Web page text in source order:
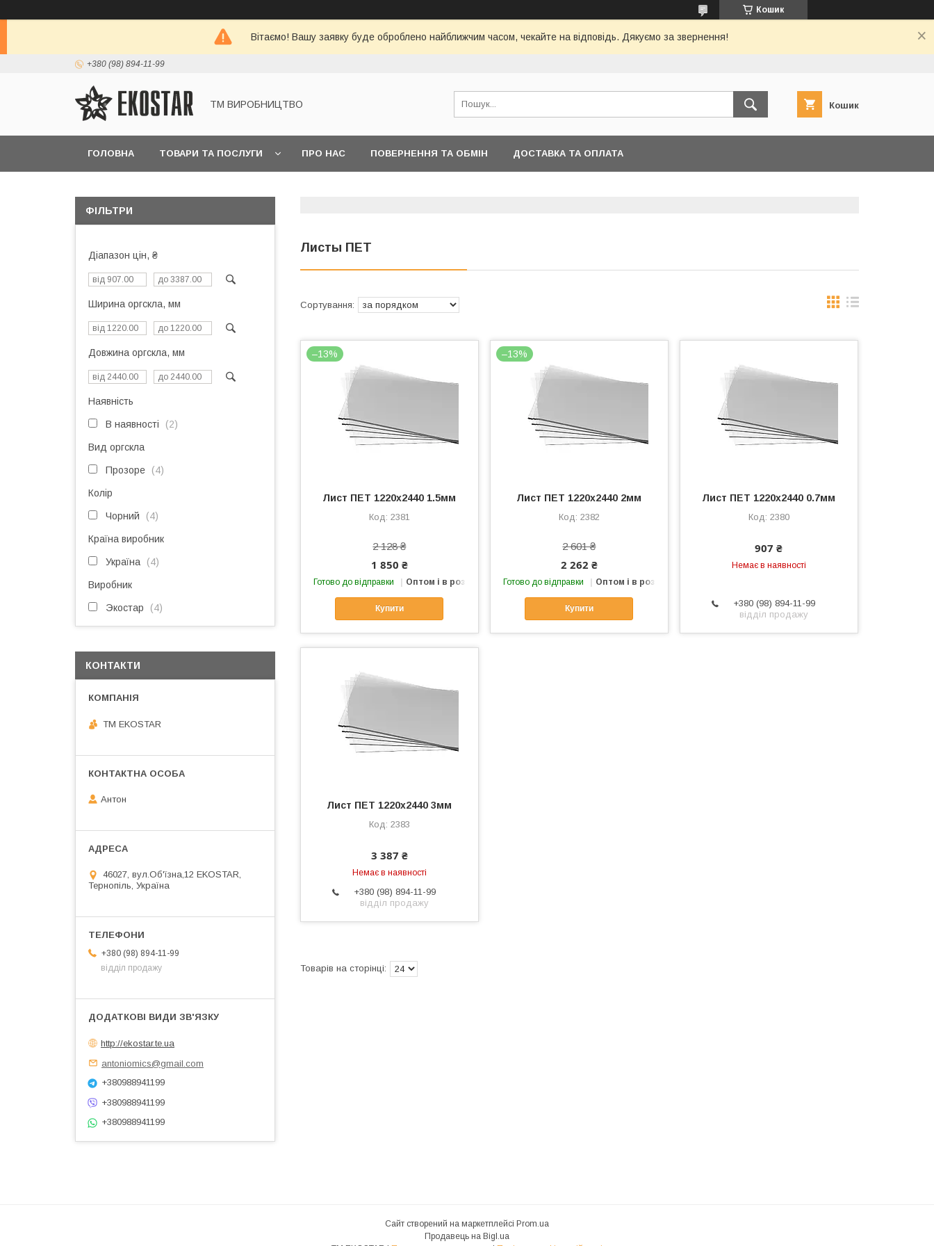
Кошик
Вітаємо! Вашу заявку буде оброблено найближчим часом, чекайте на відповідь. Дякуємо за звернення!
+380 (98) 894-11-99
ТМ ВИРОБНИЦТВО Кошик
ГОЛОВНА ТОВАРИ ТА ПОСЛУГИ ПРО НАС ПОВЕРНЕННЯ ТА ОБМІН ДОСТАВКА ТА ОПЛАТА
Листы ПЕТ
–13%
Лист ПЕТ 1220х2440 1.5мм
2381
2 128 ₴
1 850 ₴
Готово до відправки Оптом і в роздріб
Купити
–13%
Лист ПЕТ 1220х2440 2мм
2382
2 601 ₴
2 262 ₴
Готово до відправки Оптом і в роздріб
Купити
Лист ПЕТ 1220х2440 0.7мм
2380
907 ₴
Немає в наявності
+380 (98) 894-11-99
відділ продажу
Лист ПЕТ 1220х2440 3мм
2383
3 387 ₴
Немає в наявності
+380 (98) 894-11-99
відділ продажу
ФІЛЬТРИ
Діапазон цін, ₴
Ширина оргскла, мм
Довжина оргскла, мм
Наявність
В наявності 2
Вид оргскла
Прозоре 4
Колір
Чорний 4
Країна виробник
Україна 4
Виробник
Экостар 4
КОНТАКТИ
ТМ EKOSTAR
Антон
46027, вул.Об'їзна,12 EKOSTAR,
Тернопіль, Україна
+380 (98) 894-11-99
відділ продажу
http://ekostar.te.ua
antoniomics@gmail.com
+380988941199
+380988941199
+380988941199
Сайт створений на маркетплейсі Prom.ua
Продавець на Bigl.ua